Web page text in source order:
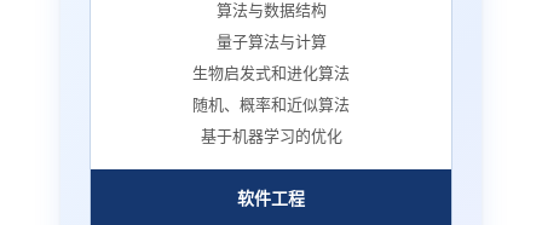
算法与数据结构
量子算法与计算
生物启发式和进化算法
随机、概率和近似算法
基于机器学习的优化
软件工程